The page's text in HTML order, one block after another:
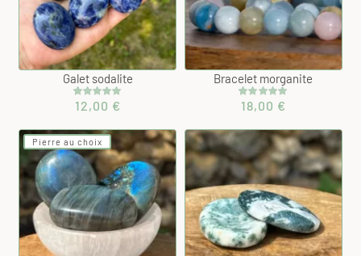
Galet sodalite
Noté5.00
sur 5 basé
1
notation
client
12,00 €
Bracelet morganite
Noté5.00
sur 5 basé
2
notations
18,00 €
Pierre au choix